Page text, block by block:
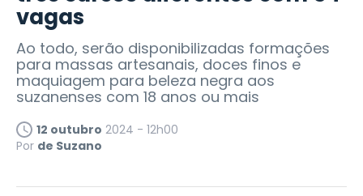
vagas
Ao todo, serão disponibilizadas formações
para massas artesanais, doces finos e
maquiagem para beleza negra aos
suzanenses com 18 anos ou mais
12 outubro 2024 - 12h00
Por de Suzano